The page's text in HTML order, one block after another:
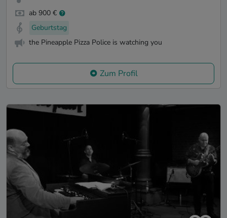
ab 900 €
Geburtstag
the Pineapple Pizza Police is watching you
Zum Profil